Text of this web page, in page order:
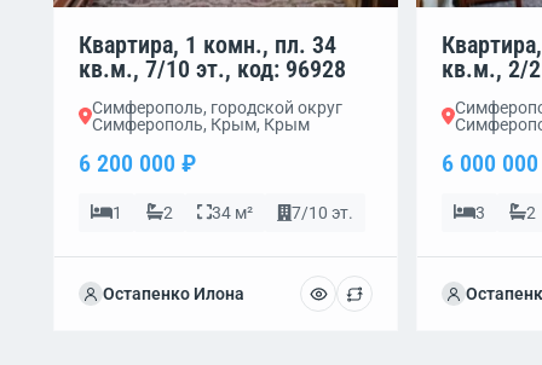
Квартира, 1 комн., пл. 34
кв.м., 7/10 эт., код: 96928
Симферополь, городской округ
Симферополь, Крым, Крым
6 200 000 ₽
1 2 34 м² 7/10 эт.
Остапенко Илона
кв.м., 2/
6 000
3 2